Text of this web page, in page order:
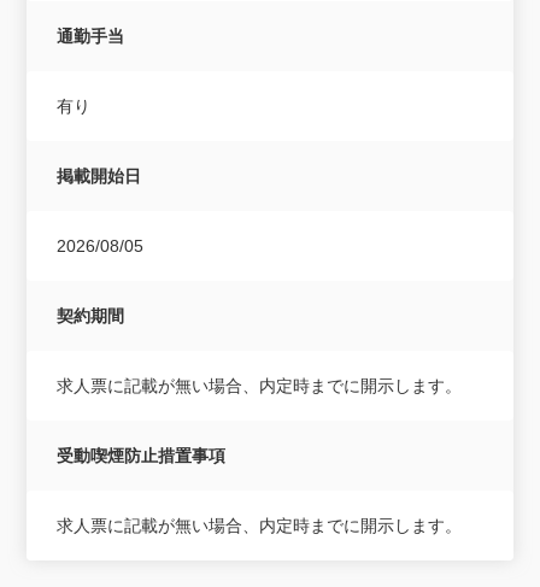
通勤手当
有り
掲載開始日
2026/08/05
契約期間
求人票に記載が無い場合、内定時までに開示します。
受動喫煙防止措置事項
求人票に記載が無い場合、内定時までに開示します。